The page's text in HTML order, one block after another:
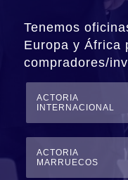
Tenemos
Europa y África
compradores/
ACTORIA
INTERNACIONAL
ACTORIA
MARRUECOS